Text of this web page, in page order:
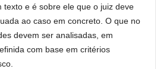
e é sobre ele que o juiz deve
ao caso em concreto. O que no
devem ser analisadas, em
com base em critérios